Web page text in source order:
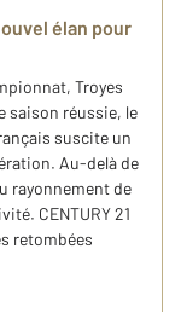
élan pour
Troyes
saison réussie, le
suscite un
Au-delà de
rayonnement de
CENTURY 21
retombées